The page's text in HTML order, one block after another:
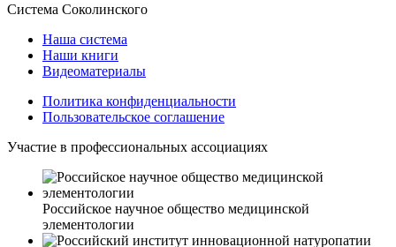
Система Соколинского
Наша система
Наши книги
Видеоматериалы
Политика конфиденциальности
Пользовательское соглашение
Участие в профессиональных ассоциациях
Российское научное общество медицинской
элементологии